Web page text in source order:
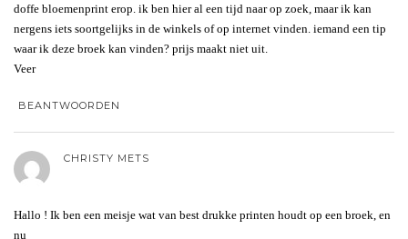
doffe bloemenprint erop. ik ben hier al een tijd naar op zoek, maar ik kan
nergens iets soortgelijks in de winkels of op internet vinden. iemand een tip
waar ik deze broek kan vinden? prijs maakt niet uit.
Veer
BEANTWOORDEN
CHRISTY METS
Hallo ! Ik ben een meisje wat van best drukke printen houdt op een broek, en
nu